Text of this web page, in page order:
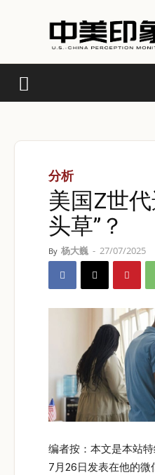
分析
美国Z世
头草”？
By 杨大巍 - 27/07/2025
编者按：本文是本站
7月26日发表在他的微